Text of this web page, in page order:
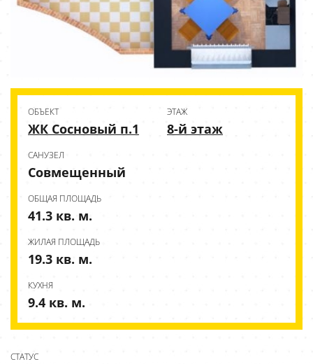
ОБЪЕКТ
ЖК Сосновый п.1
ЭТАЖ
8-й этаж
CАНУЗЕЛ
Совмещенный
ОБЩАЯ ПЛОЩАДЬ
41.3 кв. м.
ЖИЛАЯ ПЛОЩАДЬ
19.3 кв. м.
КУХНЯ
9.4 кв. м.
СТАТУС